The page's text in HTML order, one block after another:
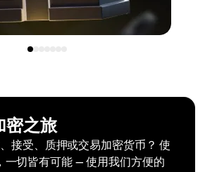
密之旅
接受、质押或交易加密货币？ 使
切皆有可能 — 使用我们方便的